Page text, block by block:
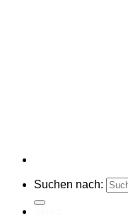
Suchen nach: